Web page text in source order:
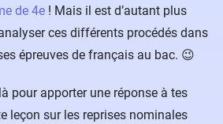
de 4e ! Mais il est d’autant plus
ces différents procédés dans
épreuves de français au bac. 😉
pour apporter une réponse à tes
leçon sur les reprises nominales